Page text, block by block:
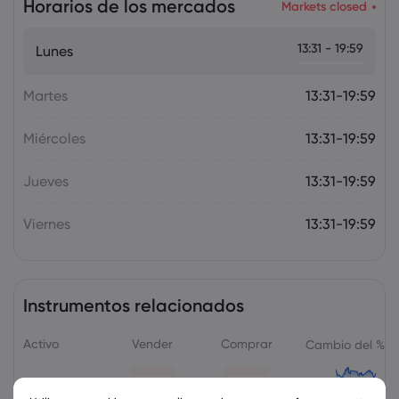
Horarios de los mercados Markets closed
Lunes 13:31 - 19:59
Martes 13:31-19:59
Miércoles 13:31-19:59
Jueves 13:31-19:59
Viernes 13:31-19:59
Instrumentos relacionados
Activo Vender Comprar Cambio del %